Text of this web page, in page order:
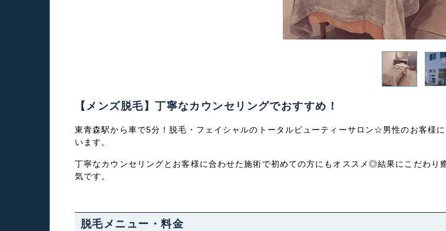
【メンズ脱毛】丁寧なカウンセリングでおすすめ！
東青森駅から車で5分！脱毛・フェイシャルのトータルビューティーサロン☆男性のお客様
います。
丁寧なカウンセリングとお客様に合わせた施術で初めての方にもオススメ◎結果にこだわ
気です。
脱毛メニュー・料金